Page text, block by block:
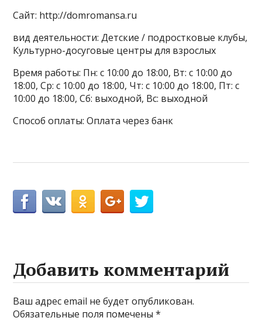
Сайт: http://domromansa.ru
вид деятельности: Детские / подростковые клубы,
Культурно-досуговые центры для взрослых
Время работы: Пн: с 10:00 до 18:00, Вт: с 10:00 до
18:00, Ср: с 10:00 до 18:00, Чт: с 10:00 до 18:00, Пт: с
10:00 до 18:00, Сб: выходной, Вс: выходной
Способ оплаты: Оплата через банк
Добавить комментарий
Ваш адрес email не будет опубликован.
Обязательные поля помечены*